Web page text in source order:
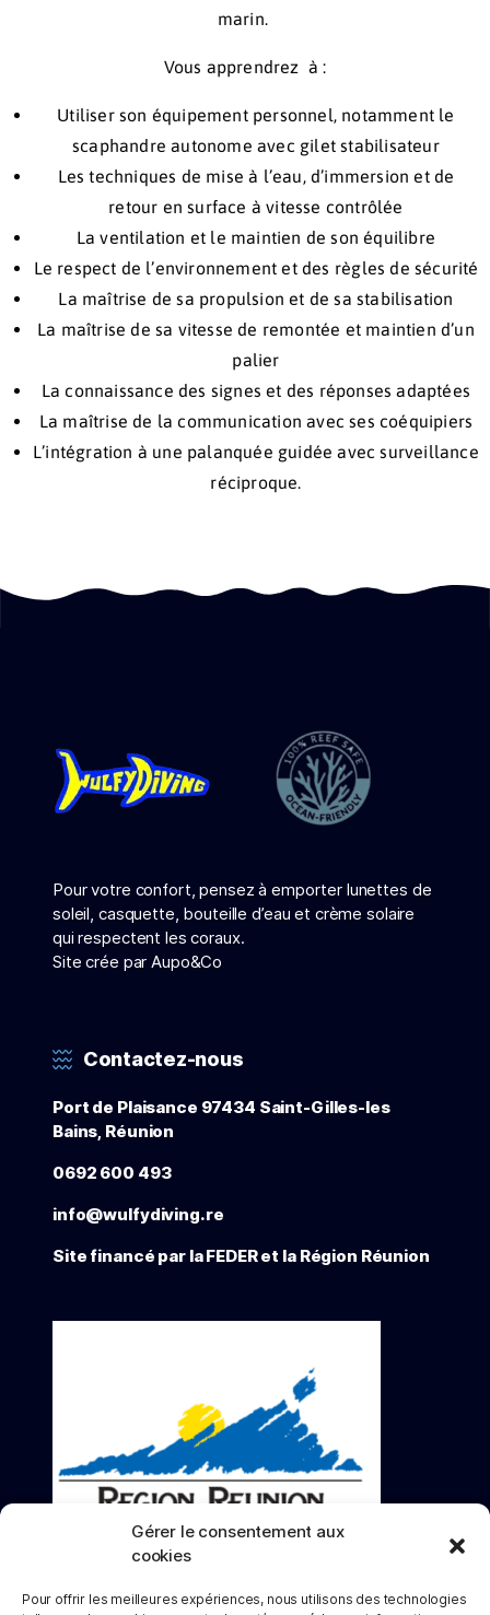
Gérer le consentement aux
cookies
Pour offrir les meilleures expériences, nous utilisons des technologies
marin.
Vous apprendrez à :
Utiliser son équipement personnel, notamment le
scaphandre autonome avec gilet stabilisateur
Les techniques de mise à l’eau, d’immersion et de
retour en surface à vitesse contrôlée
La ventilation et le maintien de son équilibre
Le respect de l’environnement et des règles de sécurité
La maîtrise de sa propulsion et de sa stabilisation
La maîtrise de sa vitesse de remontée et maintien d’un
palier
La connaissance des signes et des réponses adaptées
La maîtrise de la communication avec ses coéquipiers
L’intégration à une palanquée guidée avec surveillance
réciproque.
Pour votre confort, pensez à emporter lunettes de
soleil, casquette, bouteille d’eau et crème solaire
qui respectent les coraux.
Site crée par Aupo&Co
Contactez-nous
Port de Plaisance 97434 Saint-Gilles-les
Bains, Réunion
0692 600 493
info@wulfydiving.re
Site financé par la FEDER et la Région Réunion